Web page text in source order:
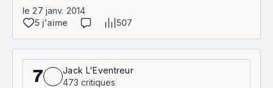
le 27 janv. 2014
5 j'aime
507
7
Jack L'Eventreur
473 critiques